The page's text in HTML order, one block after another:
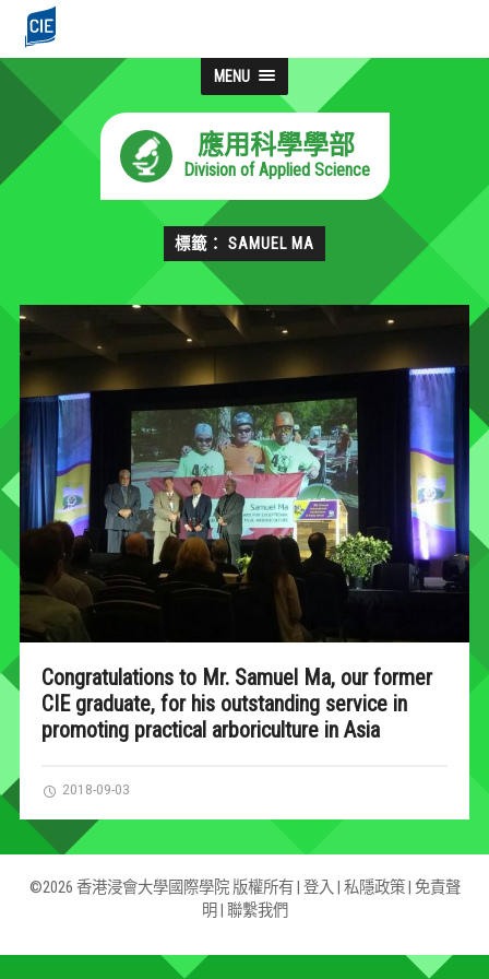
MENU
應用科學學部
Division of Applied Science
標籤： SAMUEL MA
Congratulations to Mr. Samuel Ma, our former
CIE graduate, for his outstanding service in
promoting practical arboriculture in Asia
2018-09-03
©2026 香港浸會大學國際學院 版權所有 | 登入 私隱政策| 免責聲
明 聯繫我們